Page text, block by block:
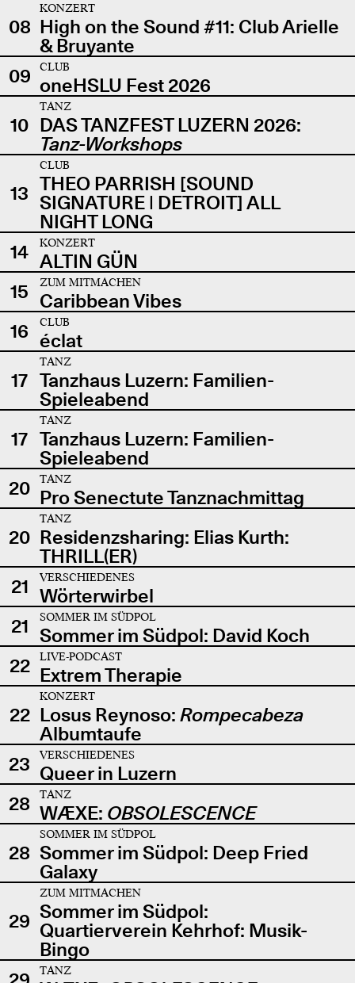
08
KONZERT
High on the Sound #11: Club Arielle
& Bruyante
09
CLUB
oneHSLU Fest 2026
10
TANZ
DAS TANZFEST LUZERN 2026:
Tanz-Workshops
13
CLUB
THEO PARRISH [SOUND
SIGNATURE | DETROIT] ALL
NIGHT LONG
14
KONZERT
ALTIN GÜN
15
ZUM MITMACHEN
Caribbean Vibes
16
CLUB
éclat
17
TANZ
Tanzhaus Luzern: Familien-
Spieleabend
17
TANZ
Tanzhaus Luzern: Familien-
Spieleabend
20
TANZ
Pro Senectute Tanznachmittag
20
TANZ
Residenzsharing: Elias Kurth:
THRILL(ER)
21
VERSCHIEDENES
Wörterwirbel
21
SOMMER IM SÜDPOL
Sommer im Südpol: David Koch
22
LIVE-PODCAST
Extrem Therapie
22
KONZERT
Losus Reynoso: Rompecabeza
Albumtaufe
23
VERSCHIEDENES
Queer in Luzern
28
TANZ
WÆXE: OBSOLESCENCE
28
SOMMER IM SÜDPOL
Sommer im Südpol: Deep Fried
Galaxy
29
ZUM MITMACHEN
Sommer im Südpol:
Quartierverein Kehrhof: Musik-
Bingo
TANZ